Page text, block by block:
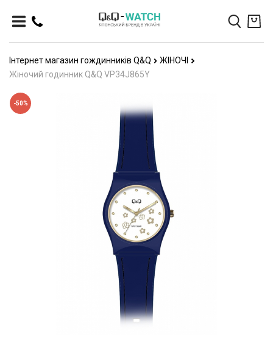
Інтернет магазин гождинників Q&Q
ЖІНОЧІ
Жіночий годинник Q&Q VP34J865Y
-50%